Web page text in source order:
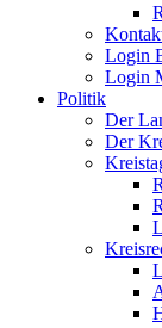
Login
Login
Politik
Der
Der